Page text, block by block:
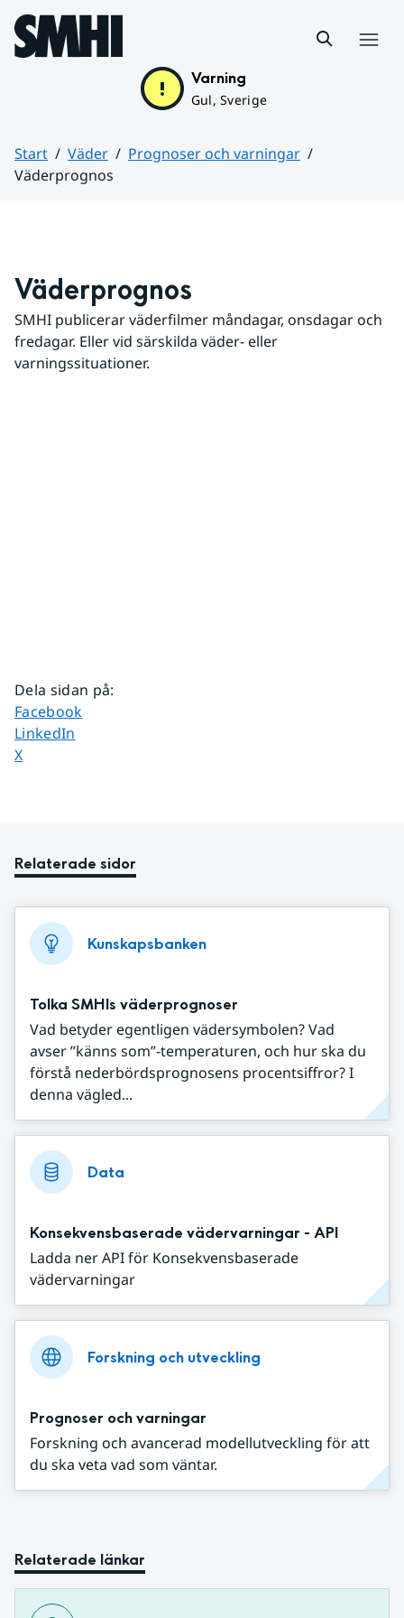
Hoppa till sidans innehåll
Varning
Gul, Sverige
Start Väder
Prognoser och varningar
Väderprognos
Väderprognos
SMHI publicerar väderfilmer måndagar, onsdagar och
fredagar. Eller vid särskilda väder- eller
varningssituationer.
Dela sidan på:
Dela sidan på
Facebook
Dela sidan på
LinkedIn
Dela sidan på
X
Relaterade sidor
Kunskapsbanken
Tolka SMHIs väderprognoser
Vad betyder egentligen vädersymbolen? Vad
avser ”känns som”-temperaturen, och hur ska du
förstå nederbördsprognosens procentsiffror? I
denna vägled...
Data
Konsekvensbaserade vädervarningar - API
Ladda ner API för Konsekvensbaserade
vädervarningar
Forskning och utveckling
Prognoser och varningar
Forskning och avancerad modellutveckling för att
du ska veta vad som väntar.
Relaterade länkar